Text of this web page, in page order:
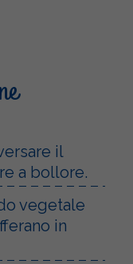
il
a bollore.
vegetale
in